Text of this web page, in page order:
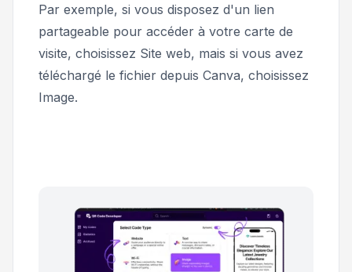
Par exemple, si vous disposez d'un lien
partageable pour accéder à votre carte de
visite, choisissez Site web, mais si vous avez
téléchargé le fichier depuis Canva, choisissez
Image.